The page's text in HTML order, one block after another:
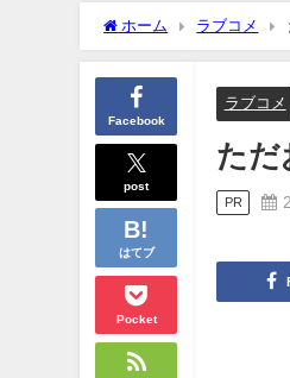
ホーム ラブコメ
Facebook
post
はてブ
Pocket
ラブコメ
ただ
PR